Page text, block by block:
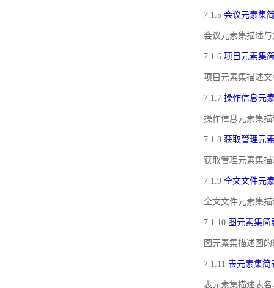
7.1.5 会议元素集
会议元素集描述
7.1.6 项目元素集
项目元素集描述
7.1.7 操作信息元
操作信息元素集
7.1.8 获取管理元
获取管理元素集
7.1.9 全文文件元
全文文件元素集
7.1.10 图元素集简
图元素集描述图
7.1.11 表元素集简
表元素集描述表